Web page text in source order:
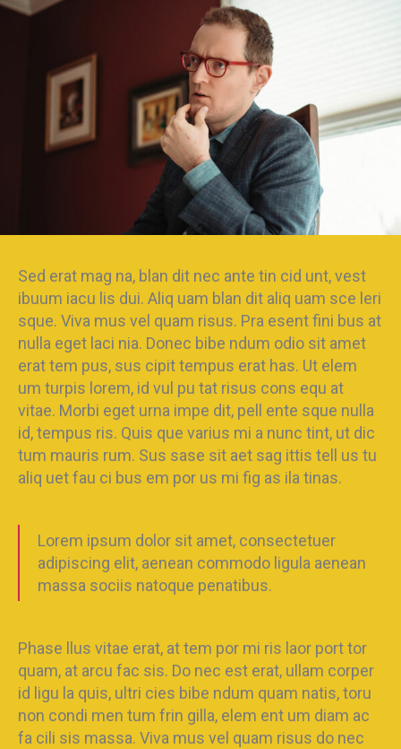
Sed erat mag na, blan dit nec ante tin cid unt, vest
ibuum iacu lis dui. Aliq uam blan dit aliq uam sce leri
sque. Viva mus vel quam risus. Pra esent fini bus at
nulla eget laci nia. Donec bibe ndum odio sit amet
erat tem pus, sus cipit tempus erat has. Ut elem
um turpis lorem, id vul pu tat risus cons equ at
vitae. Morbi eget urna impe dit, pell ente sque nulla
id, tempus ris. Quis que varius mi a nunc tint, ut dic
tum mauris rum. Sus sase sit aet sag ittis tell us tu
aliq uet fau ci bus em por us mi fig as ila tinas.
Lorem ipsum dolor sit amet, consectetuer
adipiscing elit, aenean commodo ligula aenean
massa sociis natoque penatibus.
Phase llus vitae erat, at tem por mi ris laor port tor
quam, at arcu fac sis. Do nec est erat, ullam corper
id ligu la quis, ultri cies bibe ndum quam natis, toru
non condi men tum frin gilla, elem ent um diam ac
fa cili sis massa. Viva mus vel quam risus do nec